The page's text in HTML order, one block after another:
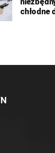
chłodne